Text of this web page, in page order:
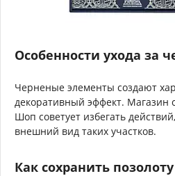
Особенности ухода за
Черненые элементы создают
декоративный эффект. Магазин
Шоп советует избегать
внешний вид таких участков.
Как сохранить позолоту